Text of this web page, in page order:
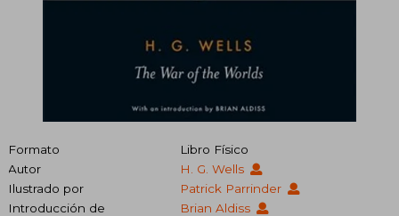
Formato
Libro Físico
Autor
H. G. Wells
Ilustrado por
Patrick Parrinder
Introducción de
Brian Aldiss